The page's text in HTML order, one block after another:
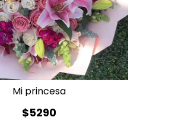
Mi princesa
$5290